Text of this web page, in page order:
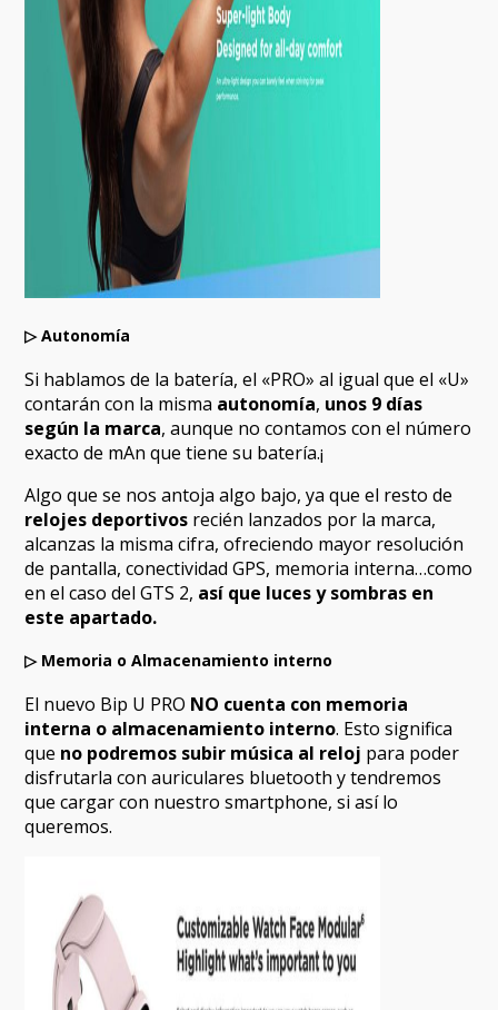
▷Autonomía
Si hablamos de la batería, el «PRO» al igual que el «U»
contarán con la misma autonomía, unos 9 días
según la marca, aunque no contamos con el número
exacto de mAn que tiene su batería.¡
Algo que se nos antoja algo bajo, ya que el resto de
relojes deportivos recién lanzados por la marca,
alcanzas la misma cifra, ofreciendo mayor resolución
de pantalla, conectividad GPS, memoria interna…como
en el caso del GTS 2, así que luces y sombras en
este apartado.
▷ Memoria o Almacenamiento interno
El nuevo Bip U PRO NO cuenta con memoria
interna o almacenamiento interno. Esto significa
que no podremos subir música al reloj para poder
disfrutarla con auriculares bluetooth y tendremos
que cargar con nuestro smartphone, si así lo
queremos.